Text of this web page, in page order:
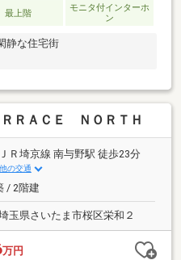
最上階
モニタ付インターホ
ン
静な住宅街
ＲＡＣＥ ＮＯＲＴＨ
ＪＲ埼京線 南与野駅 徒歩23分
の交通
/ 2階建
玉県さいたま市桜区栄和２
万円